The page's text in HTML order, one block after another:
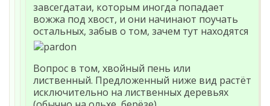
завсегдатаи, которым иногда попадает
вожжа под хвост, и они начинают поучать
остальных, забыв о том, зачем тут находятся
Вопрос в том, хвойный пень или
лиственный. Предложенный ниже вид растёт
исключительно на лиственных деревьях